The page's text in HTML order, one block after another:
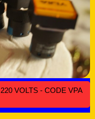
VOLTS - CODE VPA